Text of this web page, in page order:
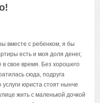
вместе с ребенком, я бы
есть и моя доля денег,
в свое время. Без хорошего
сюда, подруга
юриста стоят нынче
жить с маленькой дочкой